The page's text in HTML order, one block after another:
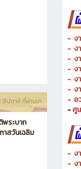
- ง
- ง
การ
- ง
- ง
- ง
-ง
-ง
-อ
- ศู